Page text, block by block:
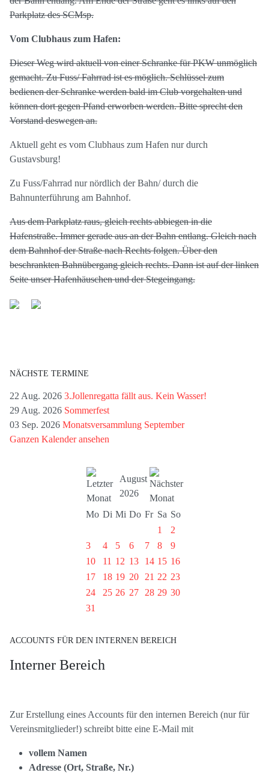
Parkplatz des SCMsp.
Vom Clubhaus zum Hafen:
Dieser Weg wird aktuell von einer Schranke für PKW unmöglich
gemacht. Zu Fuss/ Fahrrad ist es möglich. Schlüssel zum
bedienen der Schranke werden bald im Club vorgehalten und
können dort gegen Pfand erworben werden. Bitte sprecht den
Vorstand deswegen an.
Aktuell geht es vom Clubhaus zum Hafen nur durch
Gustavsburg!
Zu Fuss/Fahrrad nur nördlich der Bahn/ durch die
Bahnunterführung am Bahnhof.
Aus dem Parkplatz raus, gleich rechts abbiegen in die
Hafenstraße. Immer gerade aus an der Bahn entlang. Gleich nach
dem Bahnhof der Straße nach Rechts folgen. Über den
beschrankten Bahnübergang gleich rechts. Dann ist auf der linken
Seite unser Hafenhäuschen und der Stegeingang.
NÄCHSTE TERMINE
22 Aug. 2026 3.Jollenregatta fällt aus. Kein Wasser!
29 Aug. 2026 Sommerfest
03 Sep. 2026 Monatsversammlung September
Ganzen Kalender ansehen
August
2026
Mo Di Mi Do Fr Sa So
1
2
3
4 5 6 7 8
9
10
11 12 13 14 15 16
17
18 19 20 21 22 23
24
25 26 27 28 29 30
31
ACCOUNTS FÜR DEN INTERNEN BEREICH
Interner Bereich
Zur Erstellung eines Accounts für den internen Bereich (nur für
Vereinsmitglieder!) schreibt bitte eine E-Mail mit
vollem Namen
Adresse (Ort, Straße, Nr.)